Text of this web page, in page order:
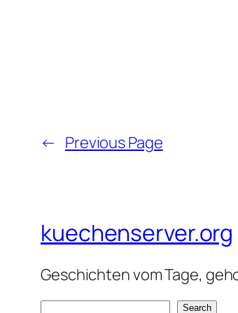
← Previous Page
kuechenserver.org
Geschichten vom Tage,
Search